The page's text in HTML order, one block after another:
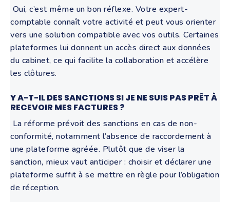
Oui, c’est même un bon réflexe. Votre expert-
comptable connaît votre activité et peut vous orienter
vers une solution compatible avec vos outils. Certaines
plateformes lui donnent un accès direct aux données
du cabinet, ce qui facilite la collaboration et accélère
les clôtures.
YA-T-IL DES SANCTIONS SI JE NE SUIS PAS PRÊT À
RECEVOIR MES FACTURES ?
La réforme prévoit des sanctions en cas de non-
conformité, notamment l’absence de raccordement à
une plateforme agréée. Plutôt que de viser la
sanction, mieux vaut anticiper : choisir et déclarer une
plateforme suffit à se mettre en règle pour l’obligation
de réception.